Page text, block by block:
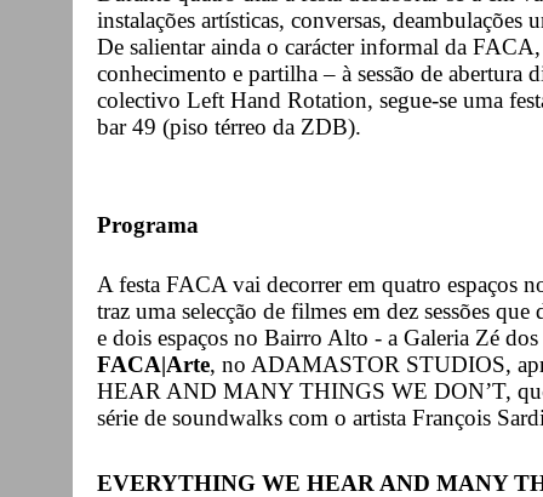
instalações artísticas, conversas, deambulações
De salientar ainda o carácter informal da
conhecimento e partilha – à sessão de abertura
colectivo Left Hand Rotation, segue-se uma
bar 49 (piso térreo da ZDB).
Programa
A festa FACA vai decorrer em quatro espaços
traz uma selecção de filmes em dez sessões
e dois espaços no Bairro Alto - a Galeria Zé
FACA|Arte, no ADAMASTOR STUDIOS,
HEAR AND MANY THINGS WE DON’T, que
série de soundwalks com o artista François
EVERYTHING WE HEAR AND MANY